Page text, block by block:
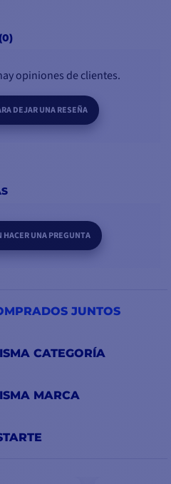
opiniones de clientes.
DEJAR UNA RESEÑA
HACER UNA PREGUNTA
JUNTOS
CATEGORÍA
MARCA